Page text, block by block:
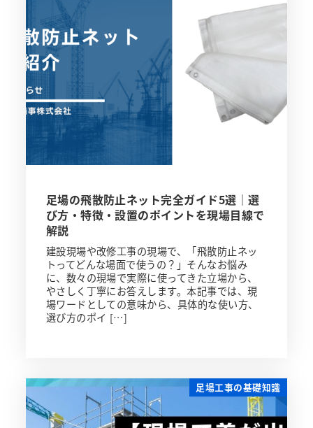
足場の飛散防止ネット完全ガイド5選｜選
び方・特徴・設置のポイントを現場目線で
解説
建設現場や改修工事の現場で、「飛散防止ネッ
トってどんな場面で使うの？」そんなお悩み
に、数々の現場で実際に使ってきた立場から、
やさしく丁寧にお答えします。本記事では、現
場ワードとしての意味から、具体的な使い方、
選び方のポイ […]
足場工事の基礎知識